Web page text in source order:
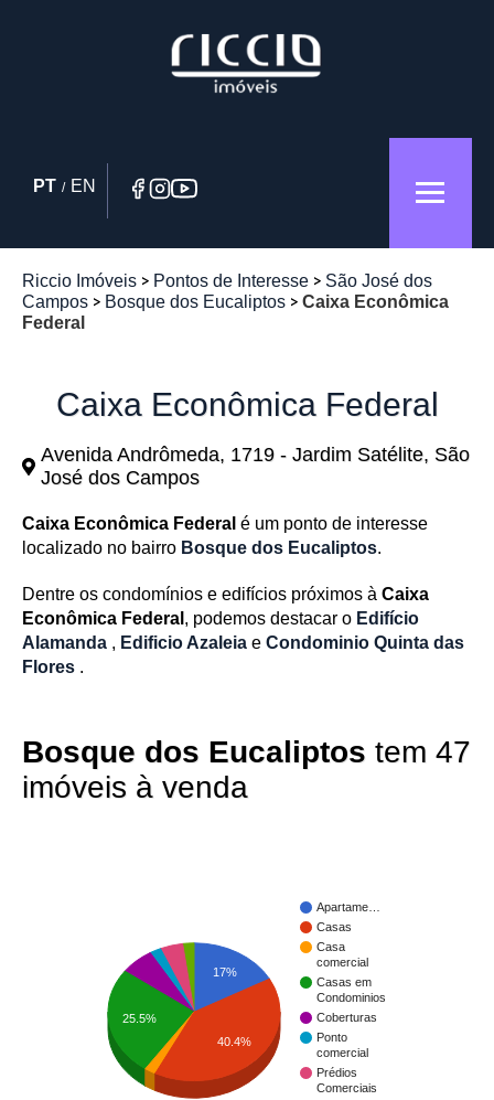
PT / EN
Riccio Imóveis Pontos de Interesse
São José dos
Campos
Bosque dos Eucaliptos
Caixa Econômica
Federal
Caixa Econômica Federal
Avenida Andrômeda, 1719 - Jardim Satélite, São
José dos Campos
Caixa Econômica Federal é um ponto de interesse
localizado no bairro Bosque dos Eucaliptos.
Dentre os condomínios e edifícios próximos à Caixa
Econômica Federal , podemos destacar o Edifício
Alamanda , Edificio Azaleia e Condominio Quinta das
Flores .
Bosque dos Eucaliptos tem 47
imóveis à venda
Apartame…
Casas
Casa
comercial
Casas em
Condominios
Coberturas
Ponto
comercial
Prédios
Comerciais
17%
25.5%
40.4%